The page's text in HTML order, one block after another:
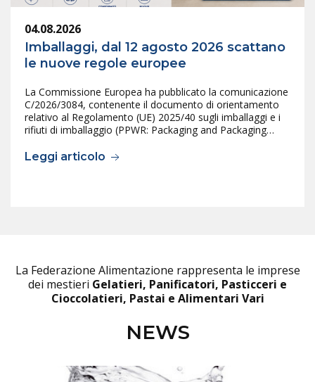
04.08.2026
Imballaggi, dal 12 agosto 2026 scattano
le nuove regole europee
La Commissione Europea ha pubblicato la comunicazione
C/2026/3084, contenente il documento di orientamento
relativo al Regolamento (UE) 2025/40 sugli imballaggi e i
rifiuti di imballaggio (PPWR: Packaging and Packaging…
Leggi articolo
La Federazione Alimentazione rappresenta le imprese
dei mestieri Gelatieri, Panificatori, Pasticceri e
Cioccolatieri, Pastai e Alimentari Vari
NEWS